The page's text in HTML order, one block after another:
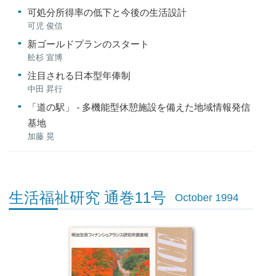
可処分所得率の低下と今後の生活設計
可児 俊信
新ゴールドプランのスタート
舩杉 宣博
注目される日本型年俸制
中田 昇行
「道の駅」 - 多機能型休憩施設を備えた地域情報発信
基地
加藤 晃
生活福祉研究 通巻11号 October 1994